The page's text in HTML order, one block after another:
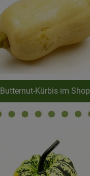
Butternut-Kürbis im Shop